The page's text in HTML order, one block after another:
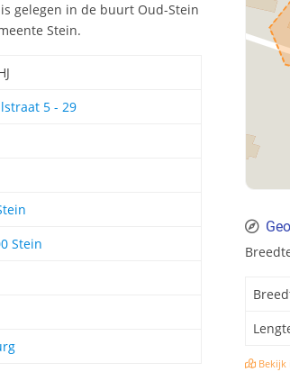
gelegen in de buurt Oud-Stein
Stein.
5 - 29
Stein
Bekijk